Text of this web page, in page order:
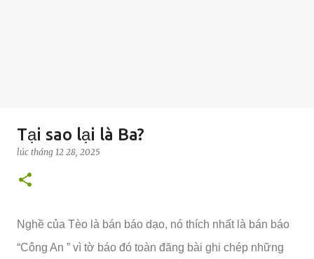
Tại sao lại là Ba?
lúc tháng 12 28, 2025
Nghề của Tèo là bán báo dạo, nó thích nhất là bán báo
“Công An ” vì tờ báo đó toàn đăng bài ghi chép những